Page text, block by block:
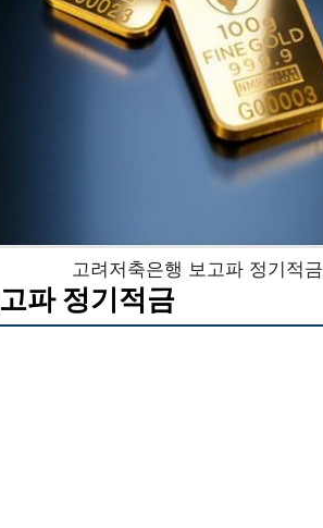
고려저축은행 보고파 정기적금
파 정기적금